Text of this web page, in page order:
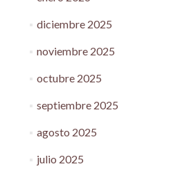
diciembre 2025
noviembre 2025
octubre 2025
septiembre 2025
agosto 2025
julio 2025